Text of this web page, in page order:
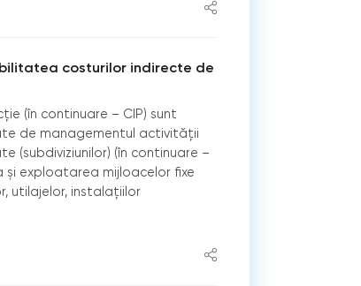
costurilor indirecte de
(în continuare – CIP) sunt
de managementul activității
(subdiviziunilor) (în continuare –
și exploatarea mijloacelor fixe
utilajelor, instalațiilor